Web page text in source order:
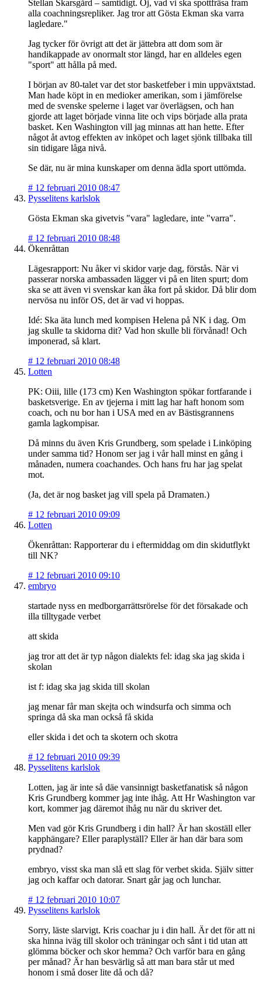
Stellan Skarsgård – samtidigt. Oj, vad vi ska spottfräsa fram
alla coachningsrepliker. Jag tror att Gösta Ekman ska varra
lagledare."
Jag tycker för övrigt att det är jättebra att dom som är
handikappade av onormalt stor längd, har en alldeles egen
"sport" att hålla på med.
I början av 80-talet var det stor basketfeber i min uppväxtstad.
Man hade köpt in en medioker amerikan, som i jämförelse
med de svenske spelerne i laget var överlägsen, och han
gjorde att laget började vinna lite och vips började alla prata
basket. Ken Washington vill jag minnas att han hette. Efter
något åt avtog effekten av inköpet och laget sjönk tillbaka till
sin tidigare låga nivå.
Se där, nu är mina kunskaper om denna ädla sport uttömda.
# 12 februari 2010 08:47
Pysselitens karlslok
Gösta Ekman ska givetvis "vara" lagledare, inte "varra".
# 12 februari 2010 08:48
Ökenråttan
Lägesrapport: Nu åker vi skidor varje dag, förstås. När vi
passerar norska ambassaden lägger vi på en liten spurt; dom
ska se att även vi svenskar kan åka fort på skidor. Då blir dom
nervösa nu inför OS, det är vad vi hoppas.
Idé: Ska äta lunch med kompisen Helena på NK i dag. Om
jag skulle ta skidorna dit? Vad hon skulle bli förvånad! Och
imponerad, så klart.
# 12 februari 2010 08:48
Lotten
PK: Oiii, lille (173 cm) Ken Washington spökar fortfarande i
basketsverige. En av tjejerna i mitt lag har haft honom som
coach, och nu bor han i USA med en av Bästisgrannens
gamla lagkompisar.
Då minns du även Kris Grundberg, som spelade i Linköping
under samma tid? Honom ser jag i vår hall minst en gång i
månaden, numera coachandes. Och hans fru har jag spelat
mot.
(Ja, det är nog basket jag vill spela på Dramaten.)
# 12 februari 2010 09:09
Lotten
Ökenråttan: Rapporterar du i eftermiddag om din skidutflykt
till NK?
# 12 februari 2010 09:10
embryo
startade nyss en medborgarrättsrörelse för det försakade och
illa tilltygade verbet
att skida
jag tror att det är typ någon dialekts fel: idag ska jag skida i
skolan
ist f: idag ska jag skida till skolan
jag menar får man skejta och windsurfa och simma och
springa då ska man också få skida
eller skida i det och ta skotern och skotra
# 12 februari 2010 09:39
Pysselitens karlslok
Lotten, jag är inte så däe vansinnigt basketfanatisk så någon
Kris Grundberg kommer jag inte ihåg. Att Hr Washington var
kort, kommer jag däremot ihåg nu när du skriver det.
Men vad gör Kris Grundberg i din hall? Är han skoställ eller
kapphängare? Eller paraplyställ? Eller är han där bara som
prydnad?
embryo, visst ska man slå ett slag för verbet skida. Själv sitter
jag och kaffar och datorar. Snart går jag och lunchar.
# 12 februari 2010 10:07
Pysselitens karlslok
Sorry, läste slarvigt. Kris coachar ju i din hall. Är det för att ni
ska hinna iväg till skolor och träningar och sånt i tid utan att
glömma böcker och skor hemma? Och varför bara en gång
per månad? Är han besvärlig så att man bara står ut med
honom i små doser lite då och då?